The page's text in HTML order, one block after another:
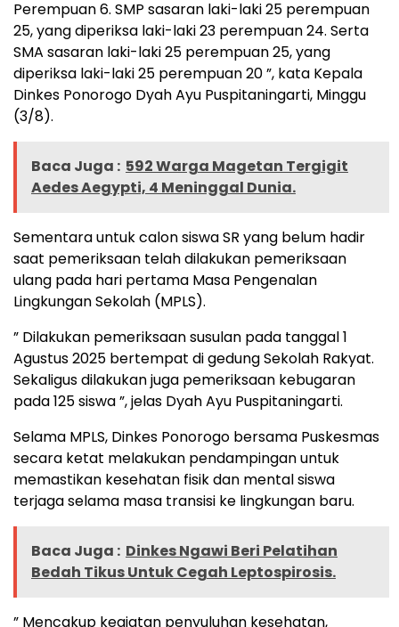
Perempuan 6. SMP sasaran laki-laki 25 perempuan
25, yang diperiksa laki-laki 23 perempuan 24. Serta
SMA sasaran laki-laki 25 perempuan 25, yang
diperiksa laki-laki 25 perempuan 20 ”, kata Kepala
Dinkes Ponorogo Dyah Ayu Puspitaningarti, Minggu
(3/8).
Baca Juga : 592 Warga Magetan Tergigit
Aedes Aegypti, 4 Meninggal Dunia.
Sementara untuk calon siswa SR yang belum hadir
saat pemeriksaan telah dilakukan pemeriksaan
ulang pada hari pertama Masa Pengenalan
Lingkungan Sekolah (MPLS).
” Dilakukan pemeriksaan susulan pada tanggal 1
Agustus 2025 bertempat di gedung Sekolah Rakyat.
Sekaligus dilakukan juga pemeriksaan kebugaran
pada 125 siswa ”, jelas Dyah Ayu Puspitaningarti.
Selama MPLS, Dinkes Ponorogo bersama Puskesmas
secara ketat melakukan pendampingan untuk
memastikan kesehatan fisik dan mental siswa
terjaga selama masa transisi ke lingkungan baru.
Baca Juga : Dinkes Ngawi Beri Pelatihan
Bedah Tikus Untuk Cegah Leptospirosis.
” Mencakup kegiatan penyuluhan kesehatan,